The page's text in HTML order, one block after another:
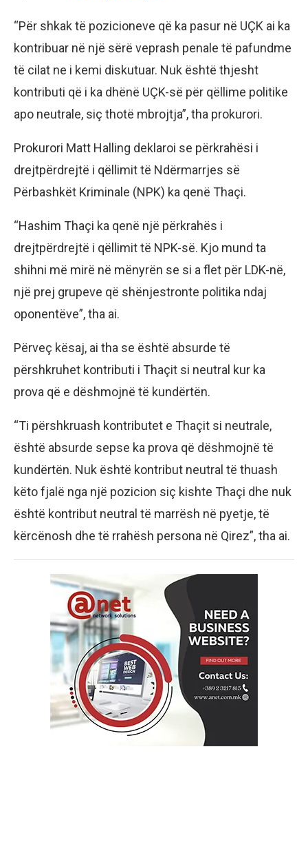
“Për shkak të pozicioneve që ka pasur në UÇK ai ka
kontribuar në një sërë veprash penale të pafundme
të cilat ne i kemi diskutuar. Nuk është thjesht
kontributi që i ka dhënë UÇK-së për qëllime politike
apo neutrale, siç thotë mbrojtja”, tha prokurori.
Prokurori Matt Halling deklaroi se përkrahësi i
drejtpërdrejtë i qëllimit të Ndërmarrjes së
Përbashkët Kriminale (NPK) ka qenë Thaçi.
“Hashim Thaçi ka qenë një përkrahës i
drejtpërdrejtë i qëllimit të NPK-së. Kjo mund ta
shihni më mirë në mënyrën se si a flet për LDK-në,
një prej grupeve që shënjestronte politika ndaj
oponentëve”, tha ai.
Përveç kësaj, ai tha se është absurde të
përshkruhet kontributi i Thaçit si neutral kur ka
prova që e dëshmojnë të kundërtën.
“Ti përshkruash kontributet e Thaçit si neutrale,
është absurde sepse ka prova që dëshmojnë të
kundërtën. Nuk është kontribut neutral të thuash
këto fjalë nga një pozicion siç kishte Thaçi dhe nuk
është kontribut neutral të marrësh në pyetje, të
kërcënosh dhe të rrahësh persona në Qirez”, tha ai.